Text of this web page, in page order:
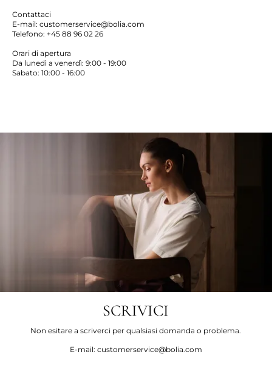
Contattaci
E-mail: customerservice@bolia.com
Telefono: +45 88 96 02 26
Orari di apertura
Da lunedì a venerdì: 9:00 - 19:00
Sabato: 10:00 - 16:00
SCRIVICI
Non esitare a scriverci per qualsiasi domanda o problema.
E-mail: customerservice@bolia.com